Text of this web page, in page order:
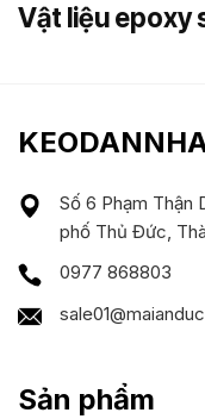
Vật liệu epoxy
Số 6 Phạm Thận
phố Thủ Đức,
0977 868803
Sản phẩm